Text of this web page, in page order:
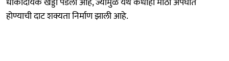
होण्याची दाट शक्यता निर्माण झाली आहे.